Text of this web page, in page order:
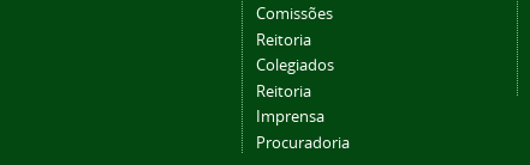
Comissões
Reitoria
Colegiados
Reitoria
Imprensa
Procuradoria